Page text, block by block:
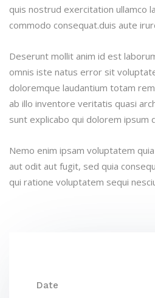
quis nostrud exercitation ullamco
commodo consequat.duis aute
Deserunt mollit anim id est
omnis iste natus error sit
doloremque laudantium totam
ab illo inventore veritatis quasi
sunt explicabo qui dolorem ipsum
Nemo enim ipsam voluptatem
aut odit aut fugit, sed quia
qui ratione voluptatem sequi
Date